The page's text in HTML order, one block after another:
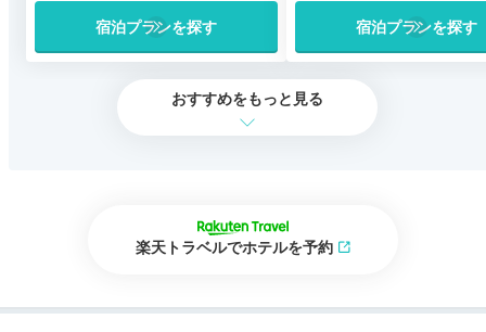
宿泊プランを探す 宿泊プランを探す
おすすめをもっと見る
楽天トラベルでホテルを予約